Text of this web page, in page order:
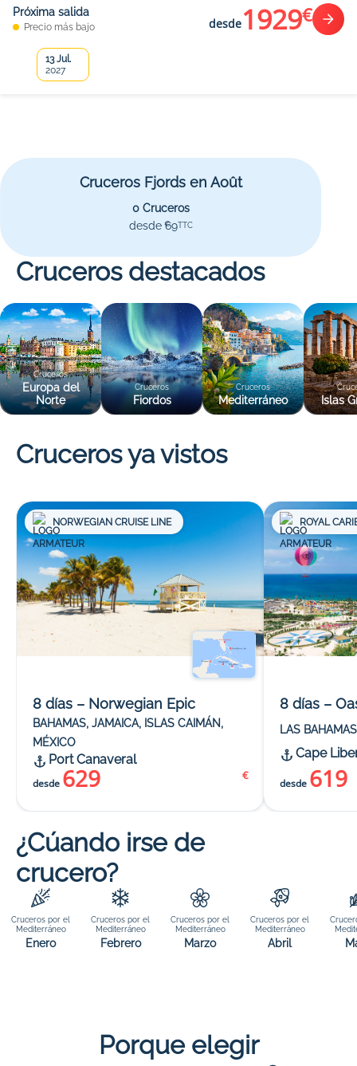
Próxima salida
Precio más bajo desde1929€
13 Jul.
2027
Cruceros Fjords en Août
0 Cruceros
desde 69
€ TTC
Cruceros destacados
Cruceros
Europa del
Norte
Cruceros
Fiordos
Cruceros
Mediterráneo Islas
Cruceros ya vistos
NORWEGIAN CRUISE LINE
8 días – Norwegian Epic
BAHAMAS, JAMAICA, ISLAS CAIMÁN,
MÉXICO
Port Canaveral
desde 629 €
ROYAL
8 días –
LAS BAHAMAS
Cape
desde 619
¿Cúando irse de
crucero?
Cruceros por el
Mediterráneo
Enero
Cruceros por el
Mediterráneo
Febrero
Cruceros por el
Mediterráneo
Marzo
Cruceros por el
Mediterráneo
Abril
Porque elegir